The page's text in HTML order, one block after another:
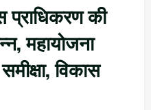
प्राधिकरण की
महायोजना
विकास